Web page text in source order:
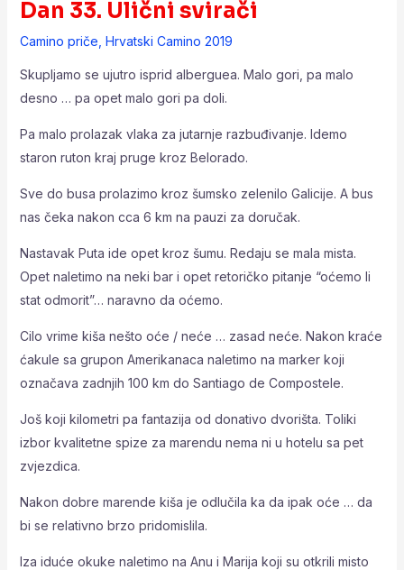
Dan 33. Ulični svirači
Camino priče Hrvatski Camino 2019
Skupljamo se ujutro isprid alberguea. Malo gori, pa malo
desno … pa opet malo gori pa doli.
Pa malo prolazak vlaka za jutarnje razbuđivanje. Idemo
staron ruton kraj pruge kroz Belorado.
Sve do busa prolazimo kroz šumsko zelenilo Galicije. A bus
nas čeka nakon cca 6 km na pauzi za doručak.
Nastavak Puta ide opet kroz šumu. Redaju se mala mista.
Opet naletimo na neki bar i opet retoričko pitanje “oćemo li
stat odmorit”… naravno da oćemo.
Cilo vrime kiša nešto oće / neće … zasad neće. Nakon kraće
ćakule sa grupon Amerikanaca naletimo na marker koji
označava zadnjih 100 km do Santiago de Compostele.
Još koji kilometri pa fantazija od donativo dvorišta. Toliki
izbor kvalitetne spize za marendu nema ni u hotelu sa pet
zvjezdica.
Nakon dobre marende kiša je odlučila ka da ipak oće … da
bi se relativno brzo pridomislila.
Iza iduće okuke naletimo na Anu i Marija koji su otkrili misto